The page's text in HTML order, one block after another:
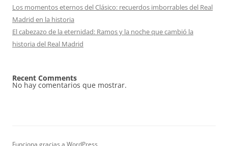
Los momentos eternos del Clásico: recuerdos imborrables del Real
Madrid en la historia
El cabezazo de la eternidad: Ramos y la noche que cambió la
historia del Real Madrid
Recent Comments
No hay comentarios que mostrar.
Funciona gracias a WordPress